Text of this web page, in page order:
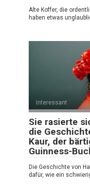
Alte Koffer, die
haben etwas
Interessant
Sie rasierte
die
Kaur, der
Guinness-
Die Geschichte von
dafür, wie ein